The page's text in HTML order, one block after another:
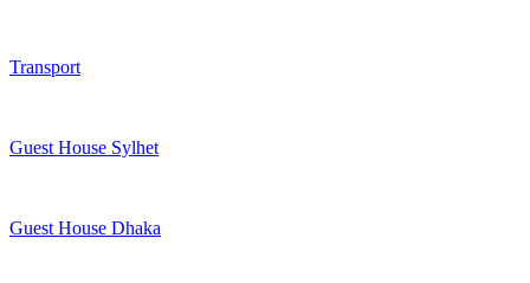
Transport
Guest House Sylhet
Guest House Dhaka